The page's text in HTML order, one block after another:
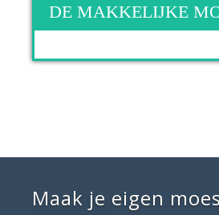
DE MAKKELIJKE
Maak je eigen